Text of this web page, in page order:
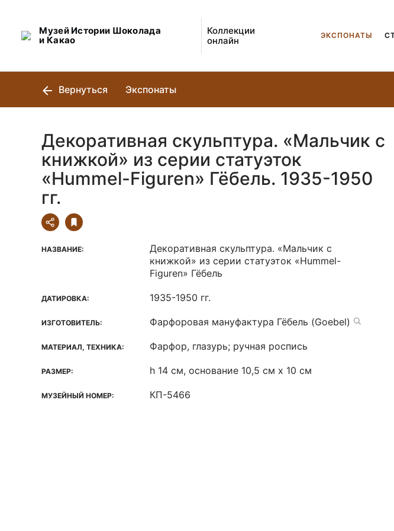
Музей Истории Шоколада
и Какао
Коллекции
онлайн
ЭКСПОНАТЫ
Вернуться Экспонаты
Декоративная скульптура. «Мальчик с
книжкой» из серии статуэток
«Hummel-Figuren» Гёбель. 1935-1950
гг.
НАЗВАНИЕ:
Декоративная скульптура. «Мальчик с
книжкой» из серии статуэток «Hummel-
Figuren» Гёбель
ДАТИРОВКА: 1935-1950 гг.
ИЗГОТОВИТЕЛЬ: Фарфоровая мануфактура Гёбель (Goebel)
МАТЕРИАЛ, ТЕХНИКА: Фарфор, глазурь; ручная роспись
РАЗМЕР: h 14 см, основание 10,5 см х 10 см
МУЗЕЙНЫЙ НОМЕР: КП-5466